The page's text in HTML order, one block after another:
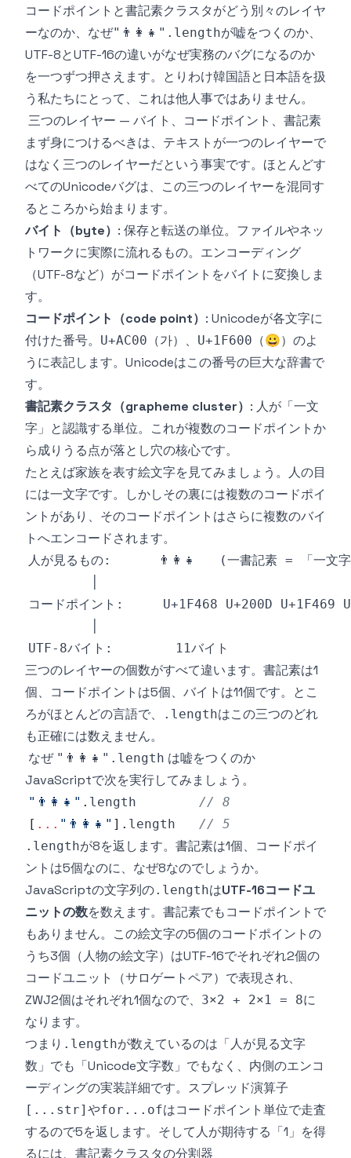
コードポイントと書記素クラスタがどう別々のレイヤ
ーなのか、なぜ"👨‍👩‍👧".lengthが嘘をつくのか、
UTF-8とUTF-16の違いがなぜ実務のバグになるのか
を一つずつ押さえます。とりわけ韓国語と日本語を扱
う私たちにとって、これは他人事ではありません。
三つのレイヤー — バイト、コードポイント、書記素
まず身につけるべきは、テキストが一つのレイヤーで
はなく三つのレイヤーだという事実です。ほとんどす
べてのUnicodeバグは、この三つのレイヤーを混同す
るところから始まります。
バイト（byte） : 保存と転送の単位。ファイルやネッ
トワークに実際に流れるもの。エンコーディング
（UTF-8など）がコードポイントをバイトに変換しま
す。
コードポイント（code point） : Unicodeが各文字に
付けた番号。
U+AC00 （가）、 U+1F600 （😀）のよ
うに表記します。Unicodeはこの番号の巨大な辞書で
す。
書記素クラスタ（grapheme cluster） : 人が「一文
字」と認識する単位。これが複数のコードポイントか
ら成りうる点が落とし穴の核心です。
たとえば家族を表す絵文字を見てみましょう。人の目
には一文字です。しかしその裏には複数のコードポイ
ントがあり、そのコードポイントはさらに複数のバイ
トへエンコードされます。
三つのレイヤーの個数がすべて違います。書記素は1
個、コードポイントは5個、バイトは11個です。とこ
ろがほとんどの言語で、
.lengthはこの三つのどれ
も正確には数えません。
なぜ "👨‍👩‍👧".length は嘘をつくのか
JavaScriptで次を実行してみましょう。
"👨‍👩‍👧" . length
// 8
[ ... "👨‍👩‍👧" ] . length
// 5
.lengthが8を返します。書記素は1個、コードポイ
ントは5個なのに、なぜ8なのでしょうか。
JavaScriptの文字列の.lengthはUTF-16コードユ
ニットの数を数えます。書記素でもコードポイントで
もありません。この絵文字の5個のコードポイントの
うち3個（人物の絵文字）はUTF-16でそれぞれ2個の
コードユニット（サロゲートペア）で表現され、
ZWJ2個はそれぞれ1個なので、
3×2 + 2×1 = 8に
なります。
つまり .lengthが数えているのは「人が見る文字
数」でも「Unicode文字数」でもなく、内側のエンコ
ーディングの実装詳細です。スプレッド演算子
[...str] やfor...ofはコードポイント単位で走査
するので5を返します。そして人が期待する「1」を得
るには、書記素クラスタの分割器